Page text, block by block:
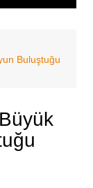
Buluştuğu